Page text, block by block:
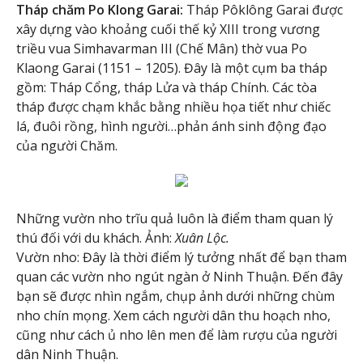
Tháp chăm Po Klong Garai: Tháp Pôklông Garai được
xây dựng vào khoảng cuối thế kỷ XIII trong vương
triều vua Simhavarman III (Chế Mân) thờ vua Po
Klaong Garai (1151 – 1205). Đây là một cụm ba tháp
gồm: Tháp Cổng, tháp Lửa và tháp Chính. Các tòa
tháp được chạm khắc bằng nhiều họa tiết như chiếc
lá, đuôi rồng, hình người…phản ánh sinh động đạo
của người Chăm.
Những vườn nho trĩu quả luôn là điểm tham quan lý
thú đối với du khách. Ảnh:Xuân Lộc.
Vườn nho: Đây là thời điểm lý tưởng nhất để bạn tham
quan các vườn nho ngút ngàn ở Ninh Thuận. Đến đây
bạn sẽ được nhìn ngắm, chụp ảnh dưới những chùm
nho chín mọng. Xem cách người dân thu hoạch nho,
cũng như cách ủ nho lên men để làm rượu của người
dân Ninh Thuận.